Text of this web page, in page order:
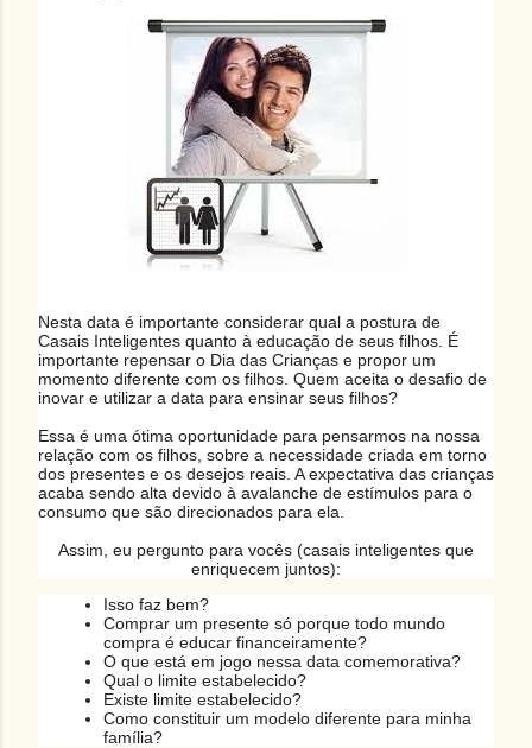
Nesta data é importante considerar qual a postura de
Casais Inteligentes quanto à educação de seus filhos. É
importante repensar o Dia das Crianças e propor um
momento diferente com os filhos. Quem aceita o desafio de
inovar e utilizar a data para ensinar seus filhos?
Essa é uma ótima oportunidade para pensarmos na nossa
relação com os filhos, sobre a necessidade criada em torno
dos presentes e os desejos reais. A expectativa das crianças
acaba sendo alta devido à avalanche de estímulos para o
consumo que são direcionados para ela.
Assim, eu pergunto para vocês (casais inteligentes que
enriquecem juntos):
Isso faz bem?
Comprar um presente só porque todo mundo
compra é educar financeiramente?
O que está em jogo nessa data comemorativa?
Qual o limite estabelecido?
Existe limite estabelecido?
Como constituir um modelo diferente para minha
família?